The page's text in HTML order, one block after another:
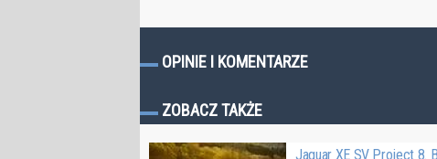
OPINIE I KOMENTARZE
ZOBACZ TAKŻE
Jaguar XE SV Project 8.